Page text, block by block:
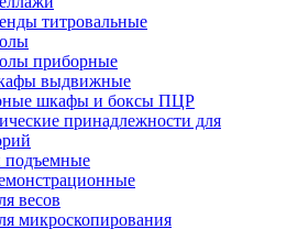
титровальные
приборные
выдвижные
шкафы и боксы ПЦР
принадлежности для
подъемные
весов
микроскопирования